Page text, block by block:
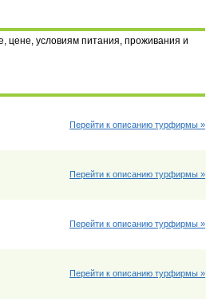
цене, условиям питания, проживания и
Перейти к описанию турфирмы »
Перейти к описанию турфирмы »
Перейти к описанию турфирмы »
Перейти к описанию турфирмы »